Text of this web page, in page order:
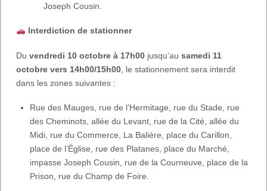
Joseph Cousin.
Interdiction de stationner
Du vendredi 10 octobre à 17h00 jusqu’au samedi 11
octobre vers 14h00/15h00 , le stationnement sera interdit
dans les zones suivantes :
Rue des Mauges, rue de l’Hermitage, rue du Stade, rue
des Cheminots, allée du Levant, rue de la Cité, allée du
Midi, rue du Commerce, La Balière, place du Carillon,
place de l’Église, rue des Platanes, place du Marché,
impasse Joseph Cousin, rue de la Courneuve, place de la
Prison, rue du Champ de Foire.